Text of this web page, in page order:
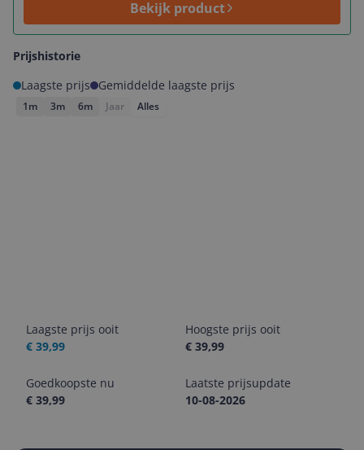
Bekijk product
Prijshistorie
Laagste prijs
Gemiddelde laagste prijs
1m 3m 6m Jaar Alles
Laagste prijs ooit
€ 39,99
Hoogste prijs ooit
€ 39,99
Goedkoopste nu
€ 39,99
Laatste prijsupdate
10-08-2026